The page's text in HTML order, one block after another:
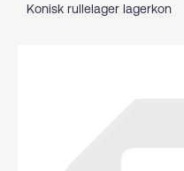
Konisk rullelager lagerkon